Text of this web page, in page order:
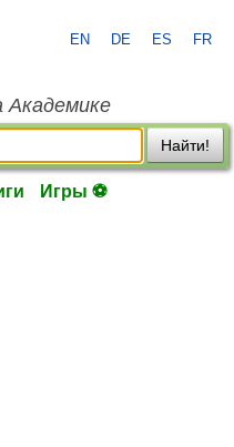
EN DE ES FR
Академике
Найти!
Игры ⚽